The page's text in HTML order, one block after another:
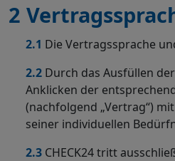
2
2.1 Die Vertragssprache
2.2 Durch das Ausfüllen
Anklicken der
(nachfolgend „Vertrag“)
seiner individuellen
2.3 CHECK24 tritt